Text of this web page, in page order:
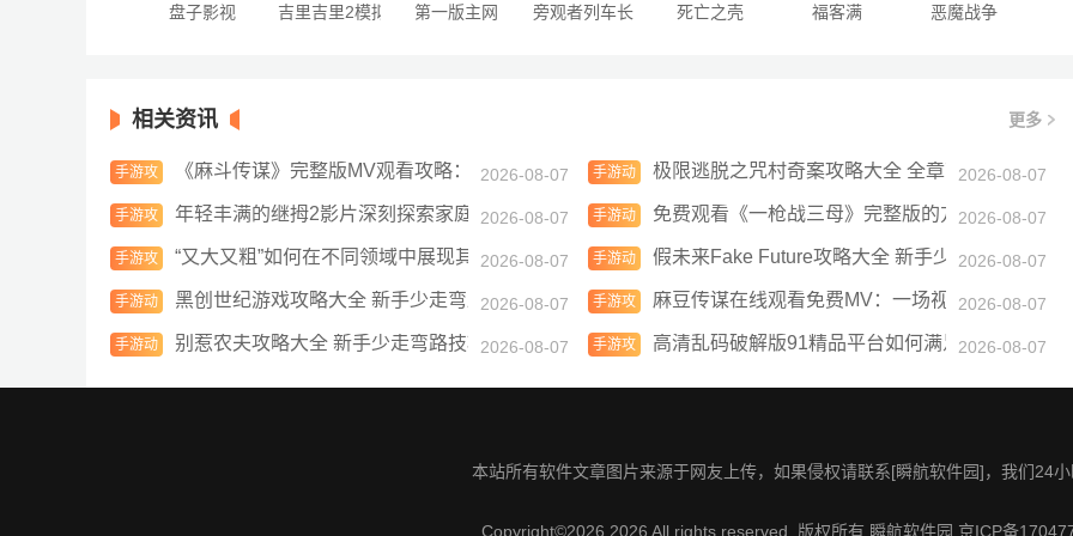
盘子影视 吉里吉里2模拟器 第一版主网 旁观者列车长 死亡之壳 福客满 恶魔战争
相关资讯 更多
手游攻
《麻斗传谋》完整版MV观看攻略：如何在网上免费观看这部精彩影片
2026-08-07
手游动
极限逃脱之咒村奇案攻略大全 全章节通关图文总汇
2026-08-07
手游攻
年轻丰满的继拇2影片深刻探索家庭情感与成长故事：一场关于爱与冲突的视觉盛宴
2026-08-07
手游动
免费观看《一枪战三母》完整版的方法：影迷必看
2026-08-07
手游攻
“又大又粗”如何在不同领域中展现其独特魅力：从食物到建筑的多重视角
2026-08-07
手游动
假未来Fake Future攻略大全 新手少走弯路技巧总
2026-08-07
手游动
黑创世纪游戏攻略大全 新手少走弯路技巧总汇
2026-08-07
手游攻
麻豆传谋在线观看免费MV：一场视觉与音乐的完
2026-08-07
手游动
别惹农夫攻略大全 新手少走弯路技巧总汇2026-08-07
手游攻
高清乱码破解版91精品平台如何满足用户需求？
2026-08-07
本站所有软件文章图片来源于网友上传，如果侵权请联系[瞬航软件园]，我们24
Copyright©2026 2026 All rights reserved. 版权所有 瞬航软件园 京ICP备